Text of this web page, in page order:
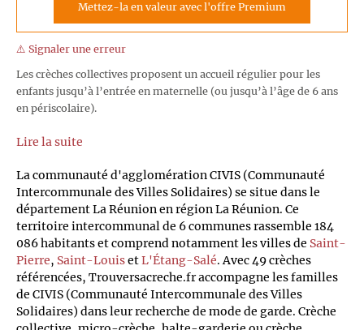
Mettez-la en valeur avec l'offre Premium
⚠️ Signaler une erreur
Les crèches collectives proposent un accueil régulier pour les
enfants jusqu’à l’entrée en maternelle (ou jusqu’à l’âge de 6 ans
en périscolaire).
Lire la suite
La communauté d'agglomération CIVIS (Communauté
Intercommunale des Villes Solidaires) se situe dans le
département La Réunion en région La Réunion. Ce
territoire intercommunal de 6 communes rassemble 184
086 habitants et comprend notamment les villes de Saint-
Pierre, Saint-LouisetL'Étang-Salé. Avec 49 crèches
référencées, Trouversacreche.fr accompagne les familles
de CIVIS (Communauté Intercommunale des Villes
Solidaires) dans leur recherche de mode de garde. Crèche